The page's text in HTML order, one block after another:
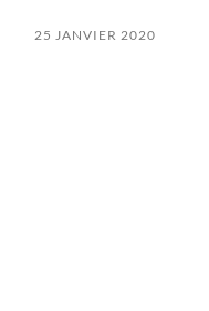
25 JANVIER 2020